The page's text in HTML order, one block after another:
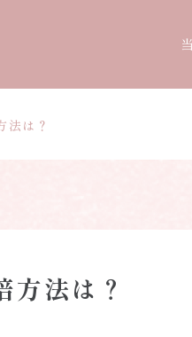
法は？
方法は？